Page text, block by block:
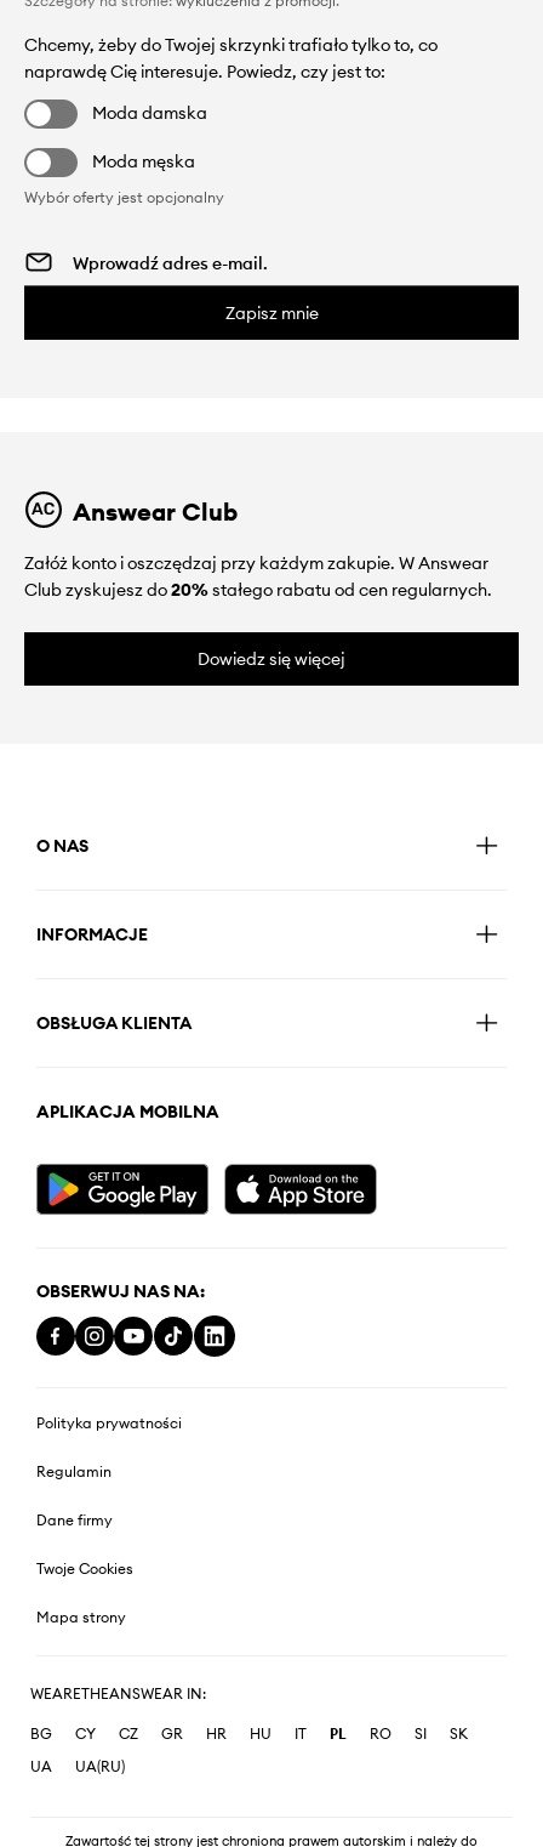
Chcemy, żeby do Twojej skrzynki trafiało tylko to, co
naprawdę Cię interesuje. Powiedz, czy jest to:
Moda damska
Moda męska
Wybór oferty jest opcjonalny
Zapisz mnie
Answear Club
Załóż konto i oszczędzaj przy każdym zakupie. W Answear
Club zyskujesz do20%stałego rabatu od cen regularnych.
Dowiedz się więcej
O NAS
INFORMACJE
OBSŁUGA KLIENTA
APLIKACJA MOBILNA
OBSERWUJ NAS NA:
Polityka prywatności
Regulamin
Dane firmy
Twoje Cookies
Mapa strony
WEARETHEANSWEAR IN:
BG CY CZ GR HR HU IT PL RO SI
SK
UA
UA(RU)
Zawartość tej strony jest chroniona prawem autorskim i należy do